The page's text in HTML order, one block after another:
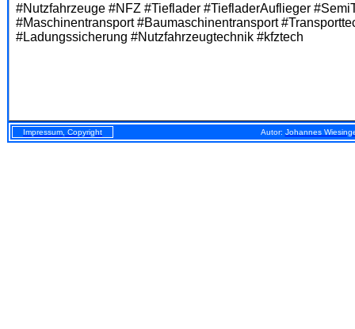
#Nutzfahrzeuge #NFZ #Tieflader #TiefladerAuflieger
#Maschinentransport #Baumaschinentransport
#Ladungssicherung #Nutzfahrzeugtechnik #kfztech
Impressum, Copyright Autor: Johannes